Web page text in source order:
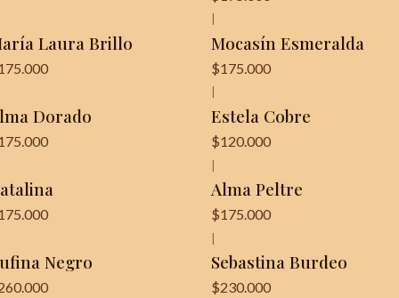
Laura Brillo
Agotado
Mocasín Esmeralda
$175.000
Dorado Estela Cobre
$120.000
Alma Peltre
$175.000
Negro Sebastina Burdeo
$230.000